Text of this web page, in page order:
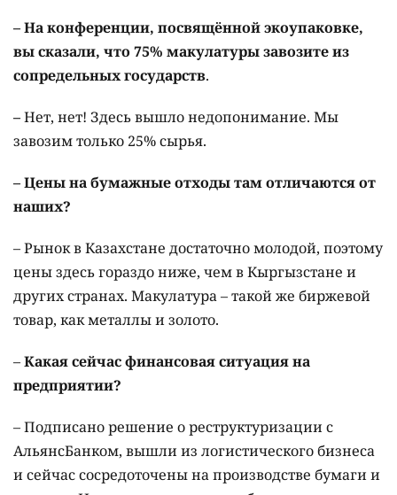
– На конференции, посвящённой экоупаковке,
вы сказали, что 75% макулатуры завозите из
сопредельных государств.
–Нет, нет! Здесь вышло недопонимание. Мы
завозим только 25% сырья.
– Цены на бумажные отходы там отличаются от
наших?
– Рынок в Казахстане достаточно молодой, поэтому
цены здесь гораздо ниже, чем в Кыргызстане и
других странах. Макулатура – такой же биржевой
товар, как металлы и золото.
–Какая сейчас финансовая ситуация на
предприятии?
– Подписано решение о реструктуризации с
АльянсБанком, вышли из логистического бизнеса
и сейчас сосредоточены на производстве бумаги и